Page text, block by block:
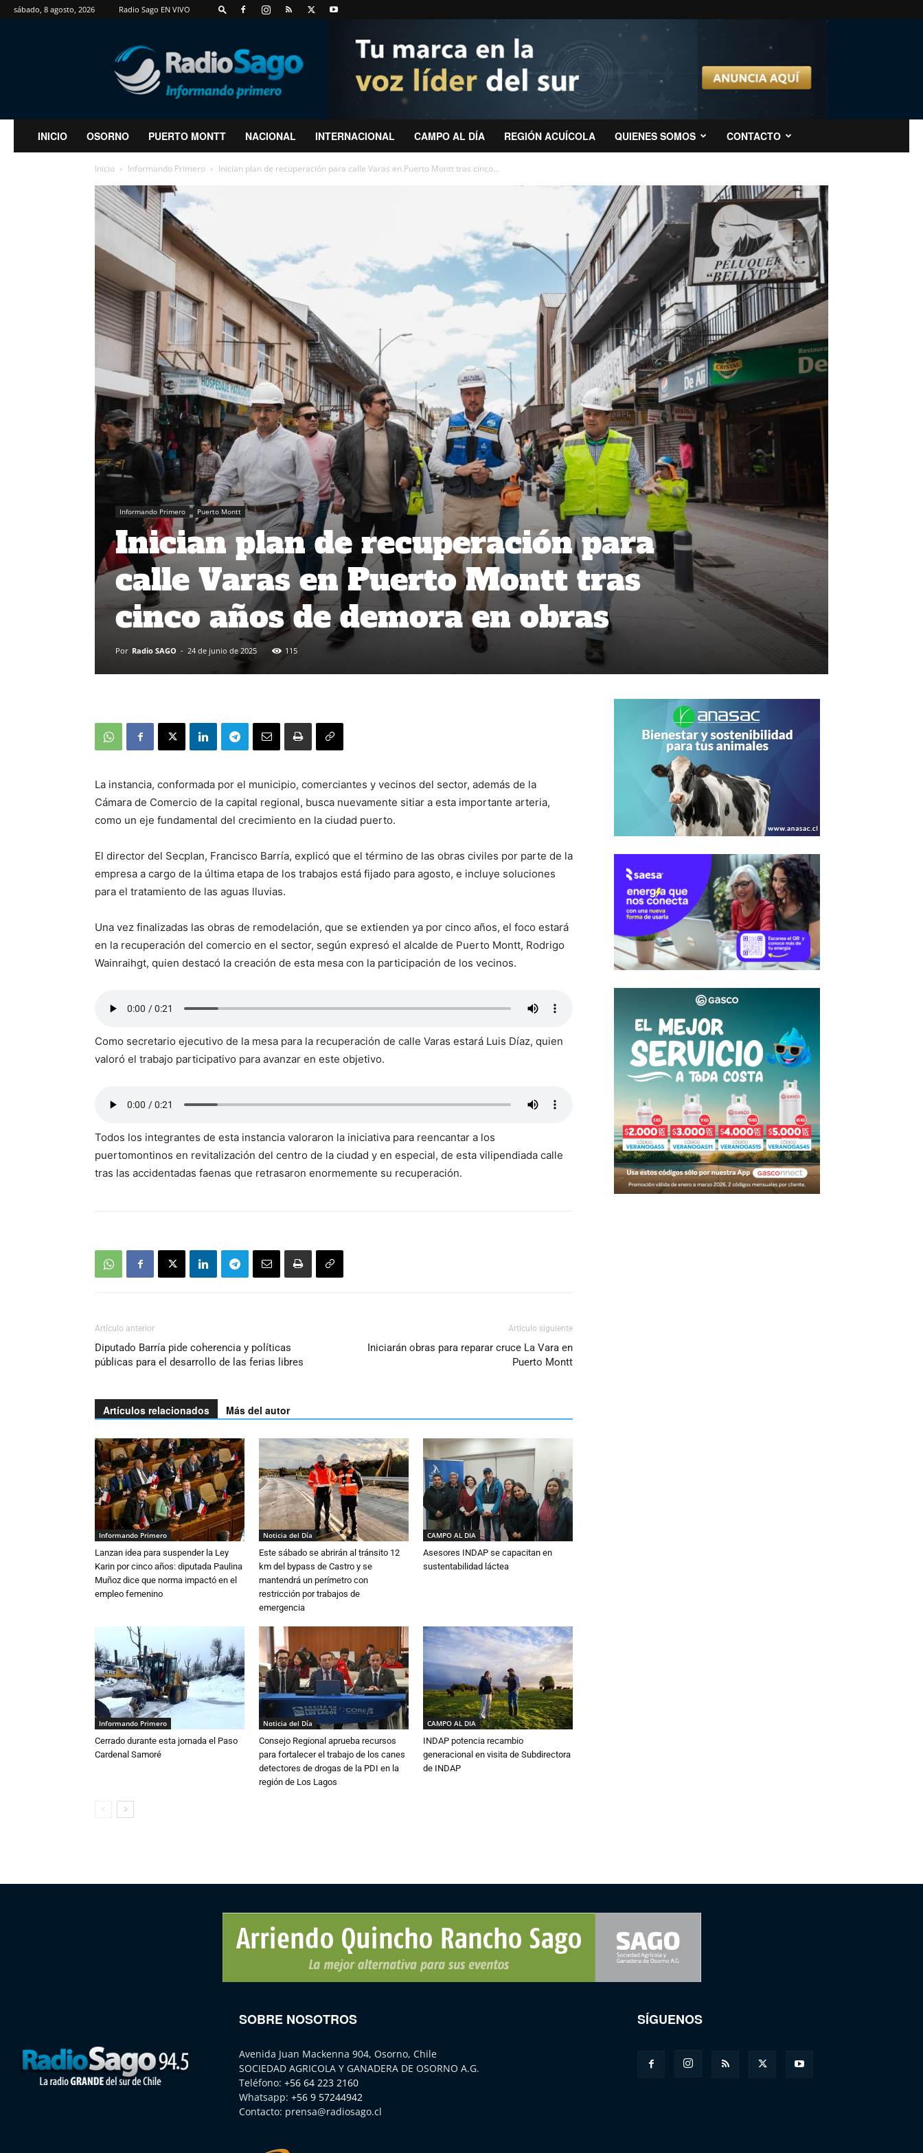
sábado, 8 agosto, 2026 Radio Sago EN VIVO
RadioSago
INICIO OSORNO PUERTO MONTT NACIONAL INTERNACIONAL CAMPO AL DÍA REGIÓN ACUÍCOLA QUIENES SOMOS CONTACTO
Inicio Informando Primero Inician plan de recuperación para calle Varas en Puerto Montt tras cinco...
Informando Primero Puerto Montt
Inician plan de recuperación para
calle Varas en Puerto Montt tras
cinco años de demora en obras
Por Radio SAGO - 24 de junio de 2025 115
La instancia, conformada por el municipio, comerciantes y vecinos del sector, además de la
Cámara de Comercio de la capital regional, busca nuevamente sitiar a esta importante arteria,
como un eje fundamental del crecimiento en la ciudad puerto.
El director del Secplan, Francisco Barría, explicó que el término de las obras civiles por parte de la
empresa a cargo de la última etapa de los trabajos está fijado para agosto, e incluye soluciones
para el tratamiento de las aguas lluvias.
Una vez finalizadas las obras de remodelación, que se extienden ya por cinco años, el foco estará
en la recuperación del comercio en el sector, según expresó el alcalde de Puerto Montt, Rodrigo
Wainraihgt, quien destacó la creación de esta mesa con la participación de los vecinos.
Como secretario ejecutivo de la mesa para la recuperación de calle Varas estará Luis Díaz, quien
valoró el trabajo participativo para avanzar en este objetivo.
Todos los integrantes de esta instancia valoraron la iniciativa para reencantar a los
puertomontinos en revitalización del centro de la ciudad y en especial, de esta vilipendiada calle
tras las accidentadas faenas que retrasaron enormemente su recuperación.
Artículo anterior
Diputado Barría pide coherencia y políticas
públicas para el desarrollo de las ferias libres
Artículo siguiente
Iniciarán obras para reparar cruce La Vara en
Puerto Montt
Artículos relacionados Más del autor
Informando Primero
Lanzan idea para suspender la Ley
Karin por cinco años: diputada Paulina
Muñoz dice que norma impactó en el
empleo femenino
Noticia del Día
Este sábado se abrirán al tránsito 12
km del bypass de Castro y se
mantendrá un perímetro con
restricción por trabajos de
emergencia
CAMPO AL DIA
Asesores INDAP se capacitan en
sustentabilidad láctea
Informando Primero
Cerrado durante esta jornada el Paso
Cardenal Samoré
Noticia del Día
Consejo Regional aprueba recursos
para fortalecer el trabajo de los canes
detectores de drogas de la PDI en la
región de Los Lagos
CAMPO AL DIA
INDAP potencia recambio
generacional en visita de Subdirectora
de INDAP
SOBRE NOSOTROS
Avenida Juan Mackenna 904, Osorno, Chile
SOCIEDAD AGRICOLA Y GANADERA DE OSORNO A.G.
Teléfono: +56 64 223 2160
Whatsapp: +56 9 57244942
Contacto: prensa@radiosago.cl
SÍGUENOS